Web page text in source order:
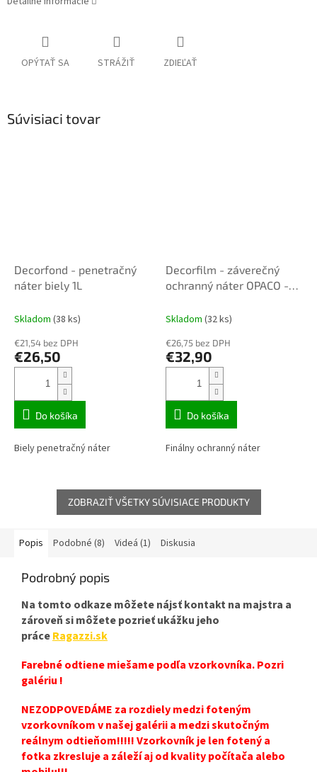
OPÝTAŤ SA STRÁŽIŤ ZDIEĽAŤ
Súvisiaci tovar
Decorfond - penetračný
náter biely 1L
Skladom (38 ks)
€21,54 bez DPH
€26,50
Do košíka
Biely penetračný náter
Decorfilm - záverečný
ochranný náter OPACO -
Skladom (32 ks)
€26,75 bez DPH
€32,90
Do košíka
Finálny ochranný náter
ZOBRAZIŤ VŠETKY SÚVISIACE PRODUKTY
Popis Podobné (8) Videá (1) Diskusia
Podrobný popis
Na tomto odkaze môžete nájsť kontakt na majstra a
zároveň si môžete pozrieť ukážku jeho
práceRagazzi.sk
Farebné odtiene miešame podľa vzorkovníka. Pozri
galériu !
NEZODPOVEDÁME za rozdiely medzi foteným
vzorkovníkom v našej galérii a medzi skutočným
reálnym odtieňom!!!!! Vzorkovník je len fotený a
fotka zkresluje a záleží aj od kvality počítača alebo